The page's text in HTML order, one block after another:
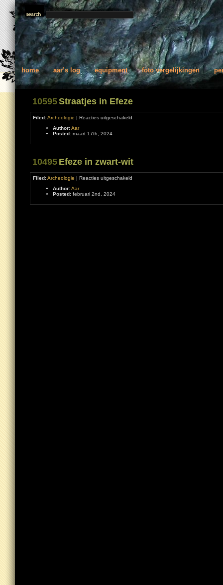
home aar’s log equipment foto vergelijkingen
10595Straatjes in Efeze
Filed:Archeologie | Reacties uitgeschakeld
Author:Aar
Posted: maart 17th, 2024
10495 Efeze in zwart-wit
Filed:Archeologie | Reacties uitgeschakeld
Author:Aar
Posted: februari 2nd, 2024